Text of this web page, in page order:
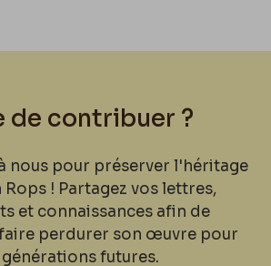
de contribuer ?
nous pour préserver l'héritage
Rops ! Partagez vos lettres,
et connaissances afin de
perdurer son œuvre pour
futures.